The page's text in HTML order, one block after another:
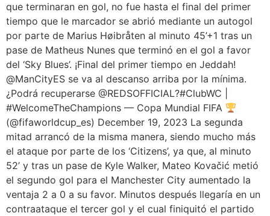
que terminaran en gol, no fue hasta el final del primer
tiempo que le marcador se abrió mediante un autogol
por parte de Marius Høibråten al minuto 45’+1 tras un
pase de Matheus Nunes que terminó en el gol a favor
del ‘Sky Blues’. ¡Final del primer tiempo en Jeddah!
@ManCityES se va al descanso arriba por la mínima.
¿Podrá recuperarse @REDSOFFICIAL?#ClubWC |
#WelcomeTheChampions — Copa Mundial FIFA
(@fifaworldcup_es) December 19, 2023 La segunda
mitad arrancó de la misma manera, siendo mucho más
el ataque por parte de los ‘Citizens’, ya que, al minuto
52’ y tras un pase de Kyle Walker, Mateo Kovačić metió
el segundo gol para el Manchester City aumentado la
ventaja 2 a 0 a su favor. Minutos después llegaría en un
contraataque el tercer gol y el cual finiquitó el partido